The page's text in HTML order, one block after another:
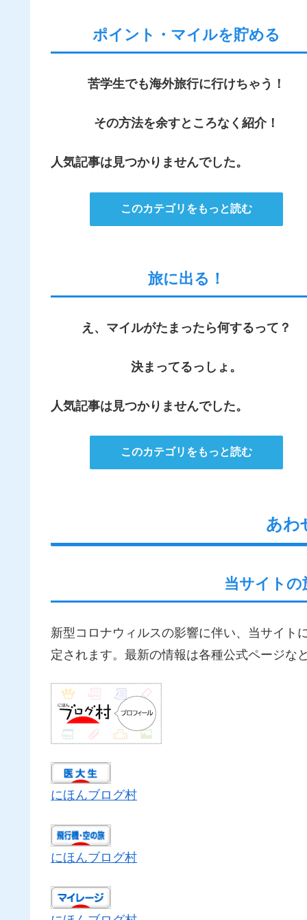
ポイント・マイルを貯める
苦学生でも海外旅行に行けちゃう！
その方法を余すところなく紹介！
人気記事は見つかりませんでした。
このカテゴリをもっと読む
旅に出る！
え、マイルがたまったら何するって？
決まってるっしょ。
人気記事は見つかりませんでした。
このカテゴリをもっと読む
あわ
当サイト
新型コロナウィルスの影響に伴い、当サイト
定されます。最新の情報は各種公式ページな
にほんブログ村
にほんブログ村